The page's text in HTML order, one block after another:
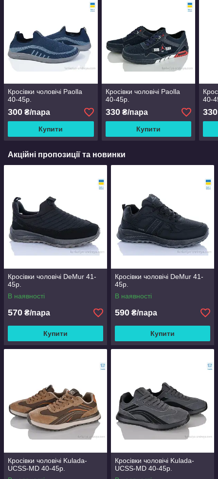
Кросівки чоловічі Paolla
40-45р.
300 ₴/пара
Купити
Кросівки чоловічі Paolla
40-45р.
330₴/пара
Купити
40-
330
Акційні пропозиції та новинки
Кросівки чоловічі DeMur 41-
45р.
В наявності
570 ₴/пара
Купити
Кросівки чоловічі DeMur 41-
45р.
В наявності
590 ₴/пара
Купити
Кросівки чоловічі Kulada-
UCSS-MD 40-45р.
Кросівки чоловічі Kulada-
UCSS-MD 40-45р.